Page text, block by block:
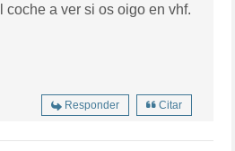
coche a ver si os oigo en vhf.
Responder Citar